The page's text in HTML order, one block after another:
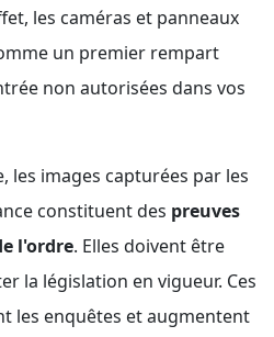
les caméras et panneaux
un premier rempart
non autorisées dans vos
les images capturées par les
constituent des preuves
l'ordre. Elles doivent être
la législation en vigueur. Ces
les enquêtes et augmentent